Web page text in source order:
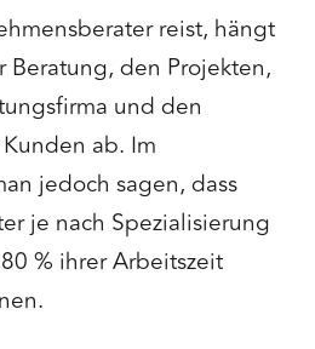
reist, hängt
Beratung, den Projekten,
und den
ab. Im
jedoch sagen, dass
je nach Spezialisierung
% ihrer Arbeitszeit